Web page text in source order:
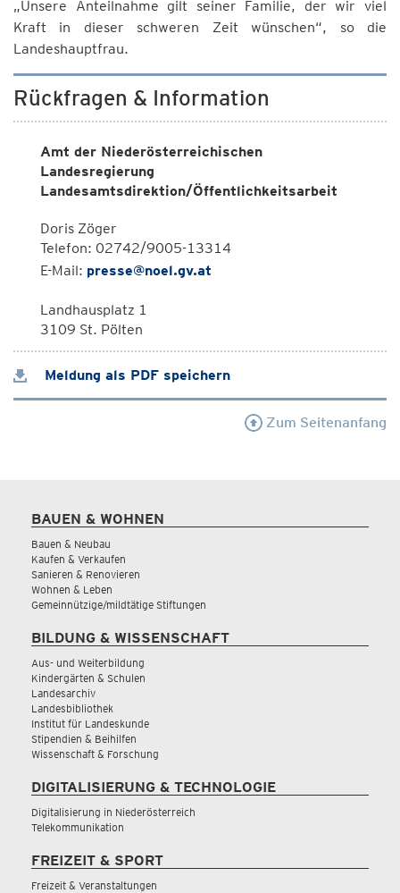
„Unsere Anteilnahme gilt seiner Familie, der wir viel
Kraft in dieser schweren Zeit wünschen“, so die
Landeshauptfrau.
Rückfragen & Information
Amt der Niederösterreichischen
Landesregierung
Landesamtsdirektion/Öffentlichkeitsarbeit
Doris Zöger
Telefon: 02742/9005-13314
E-Mail: presse@noel.gv.at
Landhausplatz 1
3109 St. Pölten
Meldung als PDF speichern
Zum Seitenanfang
BAUEN & WOHNEN
Bauen & Neubau
Kaufen & Verkaufen
Sanieren & Renovieren
Wohnen & Leben
Gemeinnützige/mildtätige Stiftungen
BILDUNG & WISSENSCHAFT
Aus- und Weiterbildung
Kindergärten & Schulen
Landesarchiv
Landesbibliothek
Institut für Landeskunde
Stipendien & Beihilfen
Wissenschaft & Forschung
DIGITALISIERUNG & TECHNOLOGIE
Digitalisierung in Niederösterreich
Telekommunikation
FREIZEIT & SPORT
Freizeit & Veranstaltungen